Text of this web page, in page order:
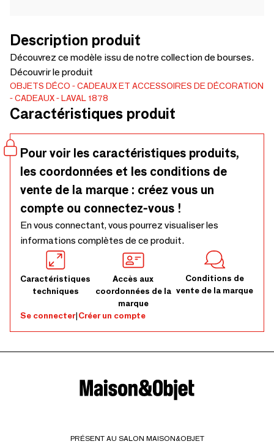
Description produit
Découvrez ce modèle issu de notre collection de bourses.
Découvrir le produit
OBJETS DÉCO
CADEAUX ET ACCESSOIRES DE DÉCORATION
CADEAUX
LAVAL 1878
Caractéristiques produit
Pour voir les caractéristiques produits,
les coordonnées et les conditions de
vente de la marque : créez vous un
compte ou connectez-vous !
En vous connectant, vous pourrez visualiser les
informations complètes de ce produit.
Caractéristiques
techniques
Accès aux
coordonnées de la
marque
Conditions de
vente de la marque
Se connecter|Créer un compte
PRÉSENT AU SALON MAISON&OBJET